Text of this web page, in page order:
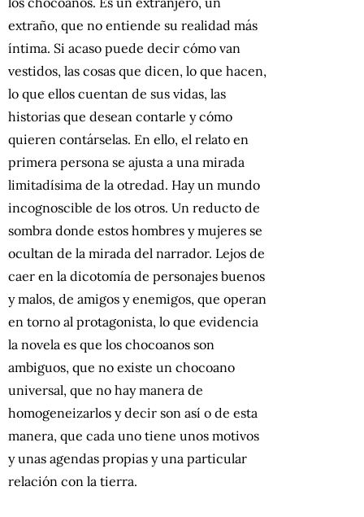
extraño, que no entiende su realidad más
íntima. Si acaso puede decir cómo van
vestidos, las cosas que dicen, lo que hacen,
lo que ellos cuentan de sus vidas, las
historias que desean contarle y cómo
quieren contárselas. En ello, el relato en
primera persona se ajusta a una mirada
limitadísima de la otredad. Hay un mundo
incognoscible de los otros. Un reducto de
sombra donde estos hombres y mujeres se
ocultan de la mirada del narrador. Lejos de
caer en la dicotomía de personajes buenos
y malos, de amigos y enemigos, que operan
en torno al protagonista, lo que evidencia
la novela es que los chocoanos son
ambiguos, que no existe un chocoano
universal, que no hay manera de
homogeneizarlos y decir son así o de esta
manera, que cada uno tiene unos motivos
y unas agendas propias y una particular
relación con la tierra.